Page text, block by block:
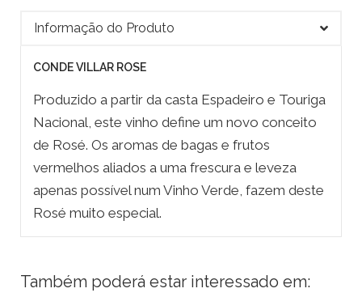
Informação do Produto
CONDE VILLAR ROSE
Produzido a partir da casta Espadeiro e Touriga
Nacional, este vinho define um novo conceito
de Rosé. Os aromas de bagas e frutos
vermelhos aliados a uma frescura e leveza
apenas possível num Vinho Verde, fazem deste
Rosé muito especial.
Também poderá estar interessado em: